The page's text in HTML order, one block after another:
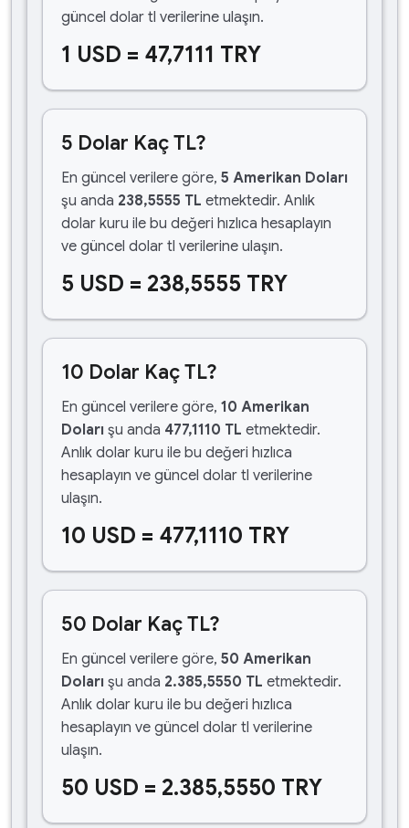
güncel dolar tl verilerine ulaşın.
1 USD = 47,7111 TRY
5 Dolar Kaç TL?
En güncel verilere göre, 5 Amerikan Doları
şu anda 238,5555 TL etmektedir. Anlık
dolar kuru ile bu değeri hızlıca hesaplayın
ve güncel dolar tl verilerine ulaşın.
5 USD = 238,5555 TRY
10 Dolar Kaç TL?
En güncel verilere göre, 10 Amerikan
Doları şu anda 477,1110 TL etmektedir.
Anlık dolar kuru ile bu değeri hızlıca
hesaplayın ve güncel dolar tl verilerine
ulaşın.
10 USD = 477,1110 TRY
50 Dolar Kaç TL?
En güncel verilere göre, 50 Amerikan
Doları şu anda 2.385,5550 TL etmektedir.
Anlık dolar kuru ile bu değeri hızlıca
hesaplayın ve güncel dolar tl verilerine
ulaşın.
50 USD = 2.385,5550 TRY